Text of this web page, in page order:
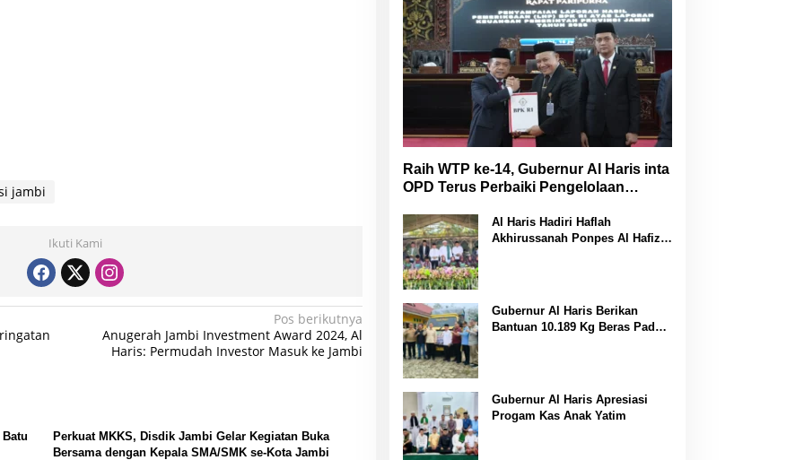
jambi
Ikuti Kami
Pos berikutnya
Anugerah Jambi Investment Award 2024, Al
Haris: Permudah Investor Masuk ke Jambi
Perkuat MKKS, Disdik Jambi Gelar Kegiatan Buka
Bersama dengan Kepala SMA/SMK se-Kota Jambi
Raih WTP ke-14, Gubernur Al Haris inta
OPD Terus Perbaiki Pengelolaan
Al Haris Hadiri Haflah
Akhirussanah Ponpes Al Hafizh
Gubernur Al Haris Berikan
Bantuan 10.189 Kg Beras Pada
Gubernur Al Haris Apresiasi
Progam Kas Anak Yatim